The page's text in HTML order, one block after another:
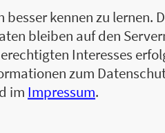
und ähnliche Produkte
Stand über das Programm der
kennen zu lernen.
bleiben auf den
Interesses
zum
im Impressum.